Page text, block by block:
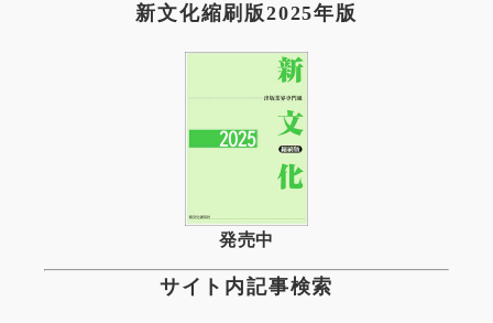
新文化縮刷版2025年版
発売中
サイト内記事検索